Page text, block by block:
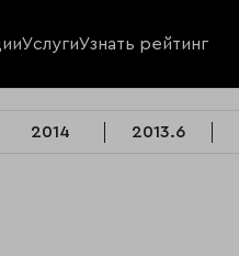
УслугиУзнать рейтинг
2014 2013.6